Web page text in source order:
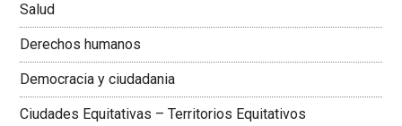
Salud
Derechos humanos
Democracia y ciudadania
Ciudades Equitativas – Territorios Equitativos